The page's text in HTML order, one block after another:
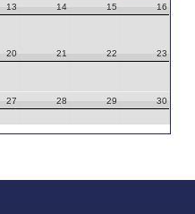
13 14 15 16
20 21 22 23
27 28 29 30